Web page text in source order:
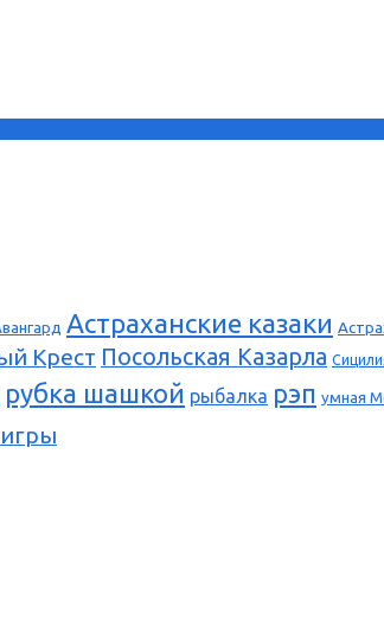
Астраханские казаки
Крест Посольская Казарла
рубка шашкой рыбалка рэп умная